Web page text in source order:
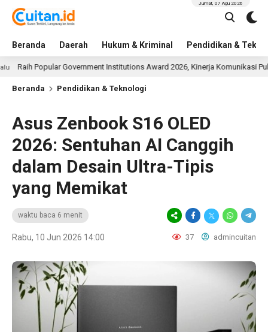
Beranda Daerah Hukum & Kriminal Pendidikan &
Jumat, 07 Agu 2026
Government Institutions Award 2026, Kinerja Komunikasi Publik
Beranda Pendidikan & Teknologi
Asus Zenbook S16 OLED
2026: Sentuhan AI Canggih
dalam Desain Ultra-Tipis
yang Memikat
waktu baca 6 menit
Rabu, 10 Jun 2026 14:00 37 admincuitan